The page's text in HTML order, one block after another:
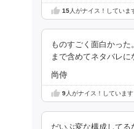
15人がナイス！していま
ものすごく面白かっ
まで含めてネタバレ
尚侍
9人がナイス！しています
だいぶ変な構成して